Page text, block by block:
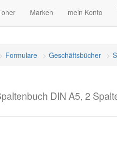
Marken mein Konto
Formulare Geschäftsbücher
DIN A5, 2